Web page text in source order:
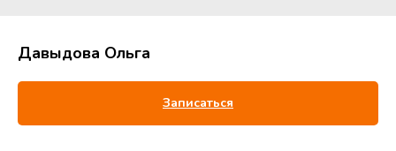
Давыдова Ольга
Записаться